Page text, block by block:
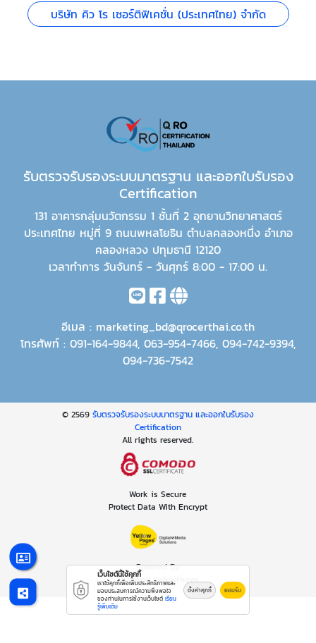
บริษัท คิว โร เซอร์ติฟิเคชั่น (ประเทศไทย) จำกัด
รับตรวจรับรองระบบมาตรฐาน และออกใบรับรอง
Certification
131 อาคารกลุ่มนวัตกรรม 1 ชั้นที่ 2 อุทยานวิทยาศาสตร์
ประเทศไทย หมู่ที่ 9 ถนนพหลโยธิน ตำบลคลองหนึ่ง อำเภอ
คลองหลวง ปทุมธานี 12120
เวลาทำการ วันจันทร์ - วันศุกร์ 8:00 - 17:00 น.
อีเมล : marketing_bd@qrocerthai.co.th
โทรศัพท์ : 091-164-9844, 063-954-7466, 094-742-9394,
094-736-7542
© 2569 รับตรวจรับรองระบบมาตรฐาน และออกใบรับรอง
Certification
All rights reserved.
Work is Secure
Protect Data With Encrypt
Powered By
Thailand YellowPages
เว็บไซต์นี้ใช้คุกกี้
เราใช้คุกกี้เพื่อเพิ่มประสิทธิภาพและ
มอบประสบการณ์ความพึงพอใจ
ของท่านในการใช้งานเว็บไซต์ เรียน
รู้เพิ่มเติม
ตั้งค่าคุกกี้ ยอมรับ